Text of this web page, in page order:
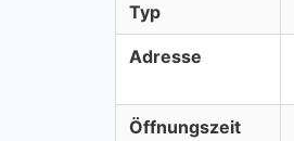
Typ
Adresse
Öffnungszeit